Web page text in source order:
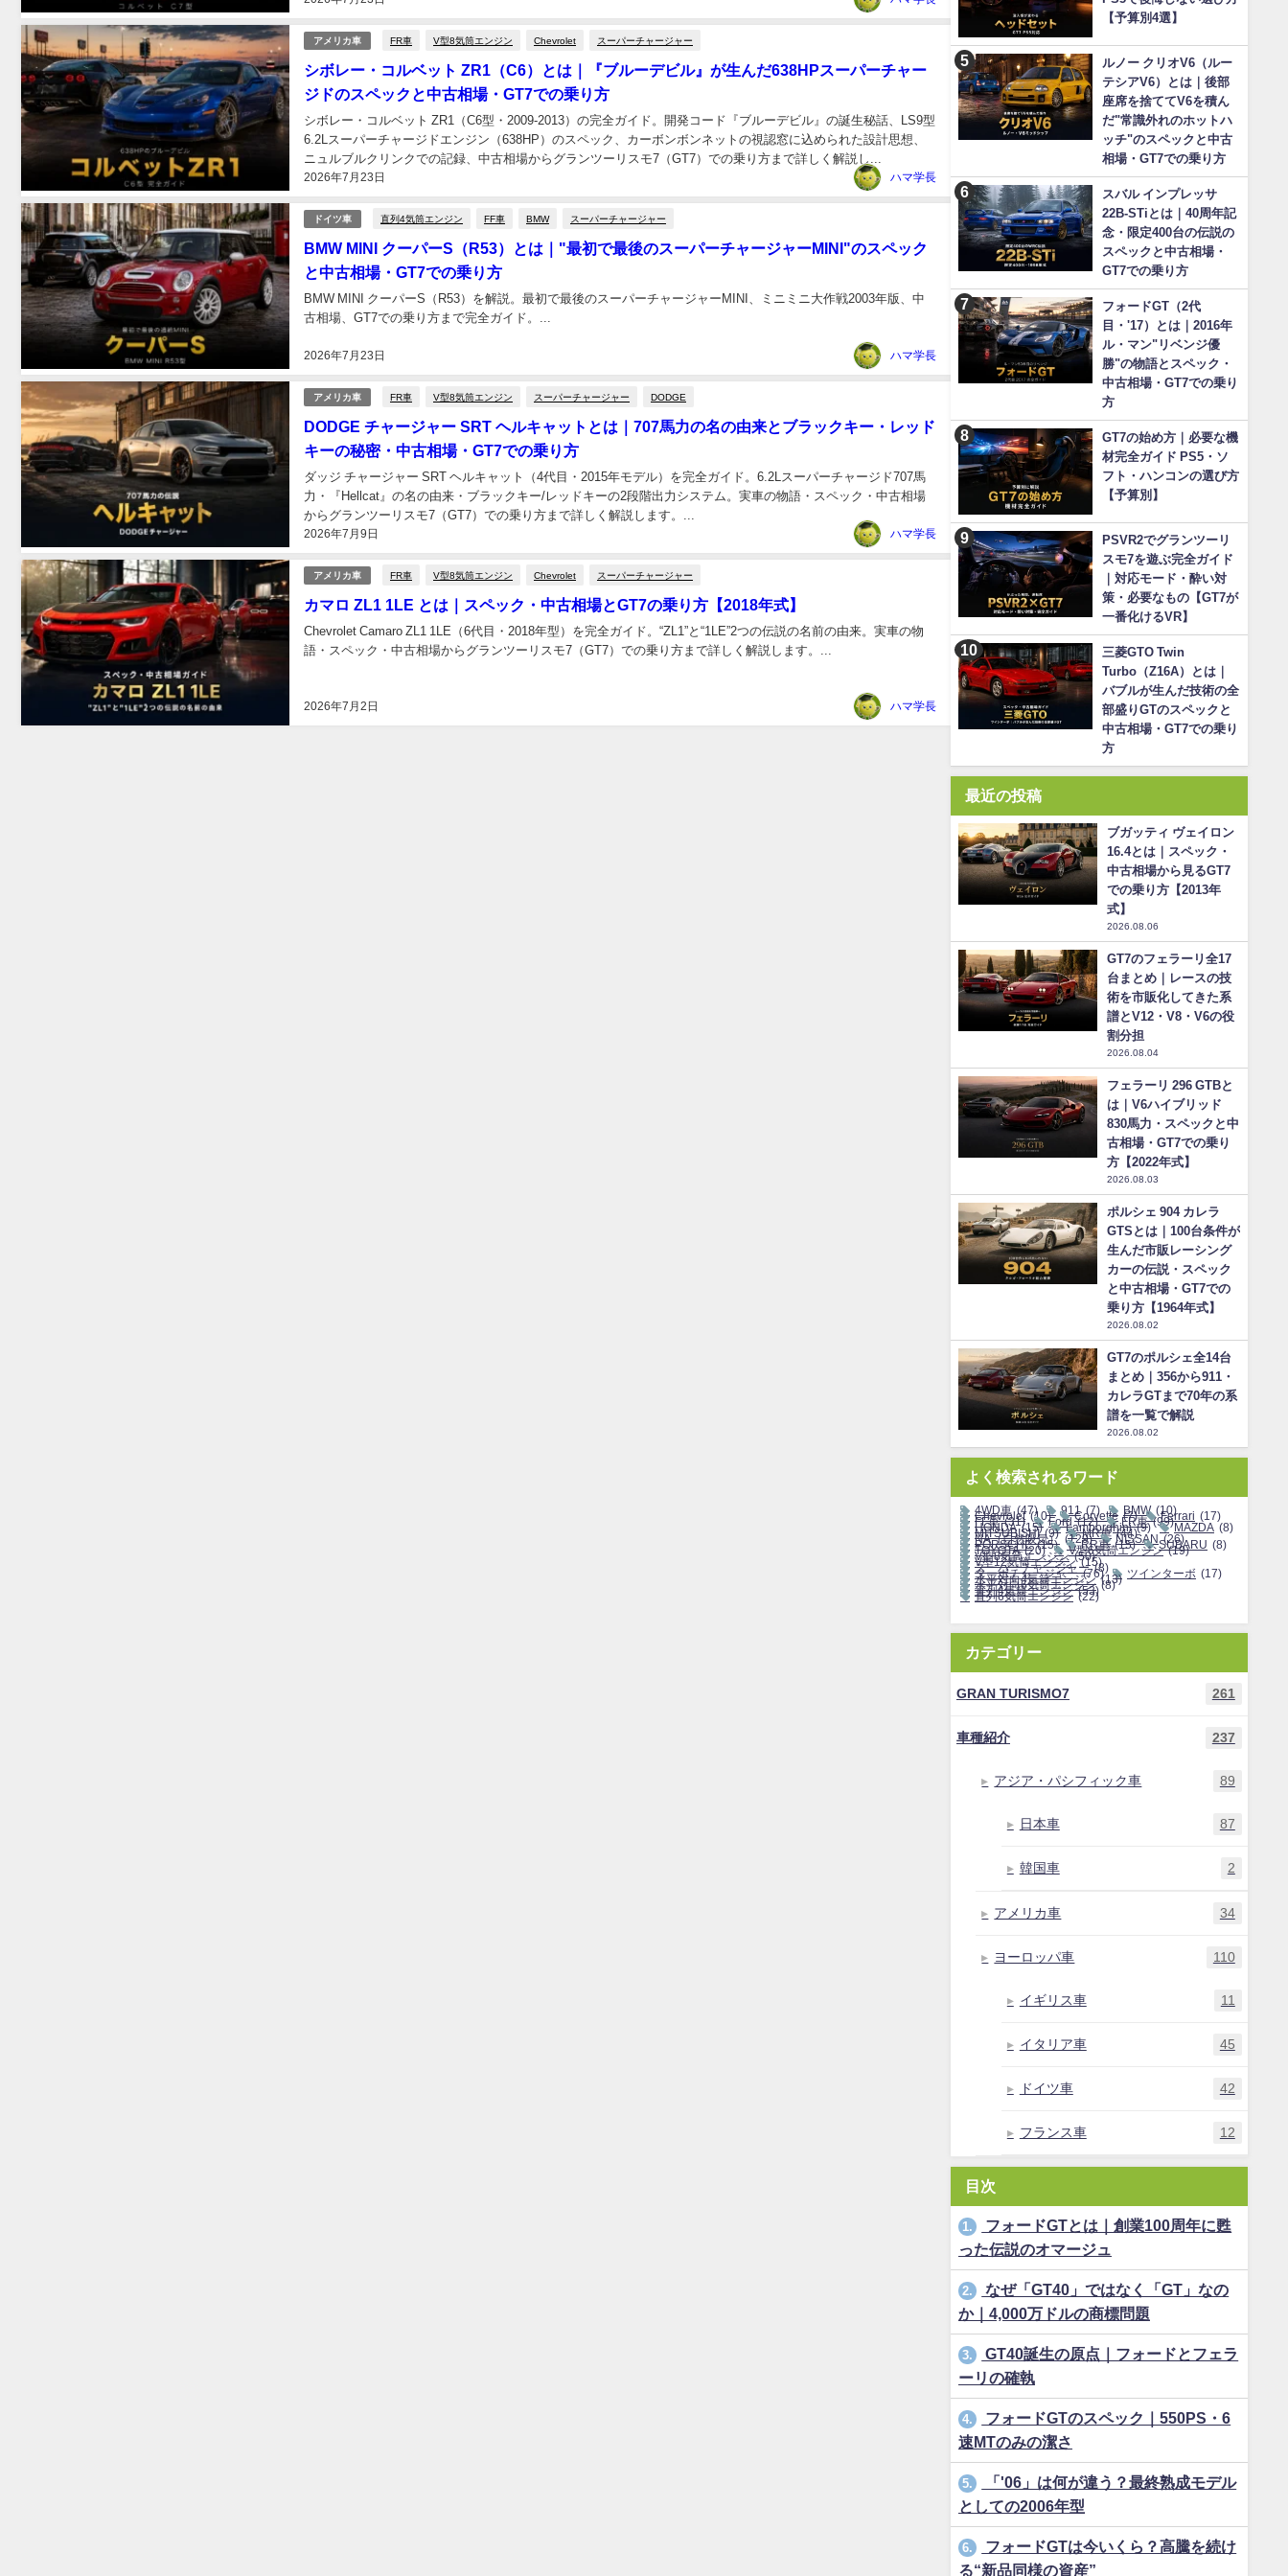
アメリカ車 FR車 V型8気筒エンジン Chevrolet スーパーチャージャー
シボレー・コルベット ZR1（C6）とは｜『ブルーデビル』が生んだ638HPスーパーチャー
ジドのスペックと中古相場・GT7での乗り方
2026年7月23日
シボレー・コルベット ZR1（C6型・2009-2013）の完全ガイド。開発コード『ブルーデビル』の誕生秘話、LS9型
6.2Lスーパーチャージドエンジン（638HP）のスペック、カーボンボンネットの視認窓に込められた設計思想、
ニュルブルクリンクでの記録、中古相場からグランツーリスモ7（GT7）での乗り方まで詳しく解説し...
ハマ学長
ドイツ車 直列4気筒エンジン FF車 BMW スーパーチャージャー
BMW MINI クーパーS（R53）とは｜"最初で最後のスーパーチャージャーMINI"のスペック
と中古相場・GT7での乗り方
2026年7月23日
BMW MINI クーパーS（R53）を解説。最初で最後のスーパーチャージャーMINI、ミニミニ大作戦2003年版、中
古相場、GT7での乗り方まで完全ガイド。...
ハマ学長
アメリカ車 FR車 V型8気筒エンジン スーパーチャージャー DODGE
DODGE チャージャー SRT ヘルキャットとは｜707馬力の名の由来とブラックキー・レッド
キーの秘密・中古相場・GT7での乗り方
2026年7月9日
ダッジ チャージャー SRT ヘルキャット（4代目・2015年モデル）を完全ガイド。6.2Lスーパーチャージド707馬
力・『Hellcat』の名の由来・ブラックキー/レッドキーの2段階出力システム。実車の物語・スペック・中古相場
からグランツーリスモ7（GT7）での乗り方まで詳しく解説します。...
ハマ学長
アメリカ車 FR車 V型8気筒エンジン Chevrolet スーパーチャージャー
カマロ ZL1 1LE とは｜スペック・中古相場とGT7の乗り方【2018年式】
2026年7月2日
Chevrolet Camaro ZL1 1LE（6代目・2018年型）を完全ガイド。“ZL1”と“1LE”2つの伝説の名前の由来。実車の物
語・スペック・中古相場からグランツーリスモ7（GT7）での乗り方まで詳しく解説します。...
ハマ学長
【予算別4選】
ルノー クリオV6（ルー
テシアV6）とは｜後部
座席を捨ててV6を積ん
だ"常識外れのホットハ
ッチ"のスペックと中古
相場・GT7での乗り方
スバル インプレッサ
22B-STiとは｜40周年記
念・限定400台の伝説の
スペックと中古相場・
GT7での乗り方
フォードGT（2代
目・'17）とは｜2016年
ル・マン"リベンジ優
勝"の物語とスペック・
中古相場・GT7での乗り
方
GT7の始め方｜必要な機
材完全ガイド PS5・ソ
フト・ハンコンの選び方
【予算別】
PSVR2でグランツーリ
スモ7を遊ぶ完全ガイド
｜対応モード・酔い対
策・必要なもの【GT7が
一番化けるVR】
三菱GTO Twin
Turbo（Z16A）とは｜
バブルが生んだ技術の全
部盛りGTのスペックと
中古相場・GT7での乗り
方
最近の投稿
ブガッティ ヴェイロン
16.4とは｜スペック・
中古相場から見るGT7
での乗り方【2013年
式】
2026.08.06
GT7のフェラーリ全17
台まとめ｜レースの技
術を市販化してきた系
譜とV12・V8・V6の役
割分担
2026.08.04
フェラーリ 296 GTBと
は｜V6ハイブリッド
830馬力・スペックと中
古相場・GT7での乗り
方【2022年式】
2026.08.03
ポルシェ 904 カレラ
GTSとは｜100台条件が
生んだ市販レーシング
カーの伝説・スペック
と中古相場・GT7での
乗り方【1964年式】
2026.08.02
GT7のポルシェ全14台
まとめ｜356から911・
カレラGTまで70年の系
譜を一覧で解説
2026.08.02
よく検索されるワード
4WD車 (47) 911 (7) BMW (10)
Chevrolet (10) Corvette (7) Ferrari (17)
FF車 (31) Ford (12) FR車 (99)
HONDA (15) Lamborghini (9) MAZDA (8)
MITSUBISHI (9) MR車 (44)
NA（自然吸気） (129) NISSAN (26)
PORSCHE (15) RR車 (15) SUBARU (8)
TOYOTA (20) V型6気筒エンジン (19)
V型8気筒エンジン (50)
V型12気筒エンジン (15)
スーパーチャージャー (8)
ターボチャージャー (76) ツインターボ (17)
水平対向4気筒エンジン (13)
水平対向6気筒エンジン (8)
直列4気筒エンジン (53)
直列6気筒エンジン (22)
カテゴリー
GRAN TURISMO7 261
車種紹介 237
アジア・パシフィック車 89
日本車 87
韓国車 2
アメリカ車 34
ヨーロッパ車 110
イギリス車 11
イタリア車 45
ドイツ車 42
フランス車 12
目次
1.
フォードGTとは｜創業100周年に甦
った伝説のオマージュ
2.
なぜ「GT40」ではなく「GT」なの
か｜4,000万ドルの商標問題
3.
GT40誕生の原点｜フォードとフェラ
ーリの確執
4.
フォードGTのスペック｜550PS・6
速MTのみの潔さ
5.
「'06」は何が違う？最終熟成モデル
としての2006年型
6.
フォードGTは今いくら？高騰を続け
る“新品同様の資産”